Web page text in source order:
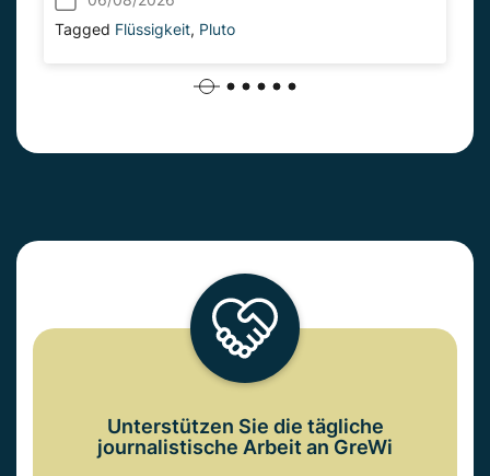
Tagged Flüssigkeit, Pluto
Unterstützen Sie die tägliche
journalistische Arbeit an GreWi